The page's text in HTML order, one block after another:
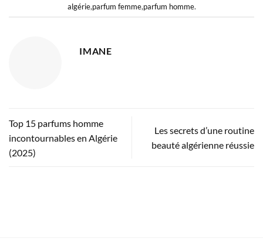
algérie,parfum femme,parfum homme.
IMANE
Top 15 parfums homme
incontournables en Algérie
(2025)
Les secrets d’une routine
beauté algérienne réussie